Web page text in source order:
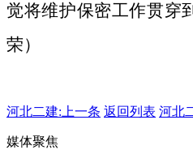
觉将维护保密工作贯穿
荣）
河北二建: 上一条 返回列表 河北
媒体聚焦